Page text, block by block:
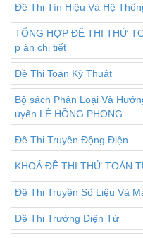
Đề Thi Tín Hiệu Và Hệ
TỔNG HỢP ĐỀ THI THỬ
p án chi tiết
Đề Thi Toán Kỹ Thuật
Bộ sách Phân Loại Và
uyên LÊ HỒNG PHONG
Đề Thi Truyền Động Điện
KHOÁ ĐỀ THI THỬ TOÁN
Đề Thi Truyền Số Liệu Và
Đề Thi Trường Điện Từ